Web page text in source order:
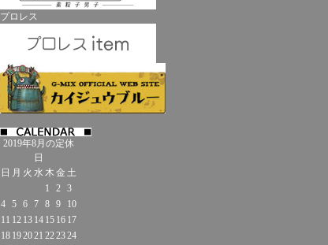
プロレス
2019年8月の定休
日
日 月 火 水 木 金 土
1
2 3
4 5 6 7 8 9
10
11 12 13 14 15 16 17
18 192021 222324